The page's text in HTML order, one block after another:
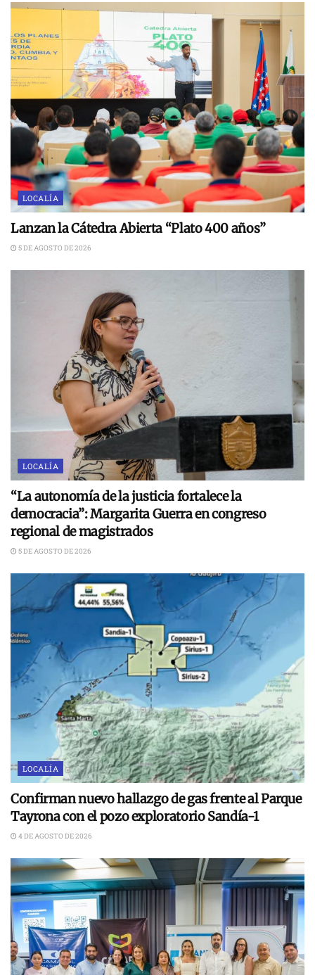
LOCALÍA
Lanzan la Cátedra Abierta “Plato 400 años”
5 DE AGOSTO DE 2026
LOCALÍA
“La autonomía de la justicia fortalece la
democracia”: Margarita Guerra en congreso
regional de magistrados
5 DE AGOSTO DE 2026
LOCALÍA
Confirman nuevo hallazgo de gas frente al Parque
Tayrona con el pozo exploratorio Sandía-1
4 DE AGOSTO DE 2026